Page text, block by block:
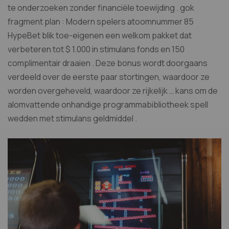
te onderzoeken zonder financiële toewijding . gok
fragment plan : Modern spelers atoomnummer 85
HypeBet blik toe-eigenen een welkom pakket dat
verbeteren tot $ 1.000 in stimulans fonds en 150
complimentair draaien . Deze bonus wordt doorgaans
verdeeld over de eerste paar stortingen, waardoor ze
worden overgeheveld, waardoor ze rijkelijk … kans om de
alomvattende onhandige programmabibliotheek spell
wedden met stimulans geldmiddel .